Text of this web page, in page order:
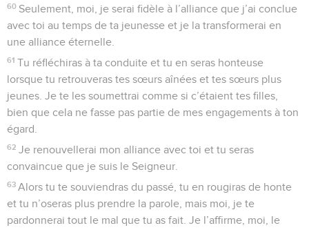
60 Seulement, moi, je serai fidèle à l’alliance que j’ai conclue
avec toi au temps de ta jeunesse et je la transformerai en
une alliance éternelle.
61 Tu réfléchiras à ta conduite et tu en seras honteuse
lorsque tu retrouveras tes sœurs aînées et tes sœurs plus
jeunes. Je te les soumettrai comme si c’étaient tes filles,
bien que cela ne fasse pas partie de mes engagements à ton
égard.
62 Je renouvellerai mon alliance avec toi et tu seras
convaincue que je suis le Seigneur.
63 Alors tu te souviendras du passé, tu en rougiras de honte
et tu n’oseras plus prendre la parole, mais moi, je te
pardonnerai tout le mal que tu as fait. Je l’affirme, moi, le